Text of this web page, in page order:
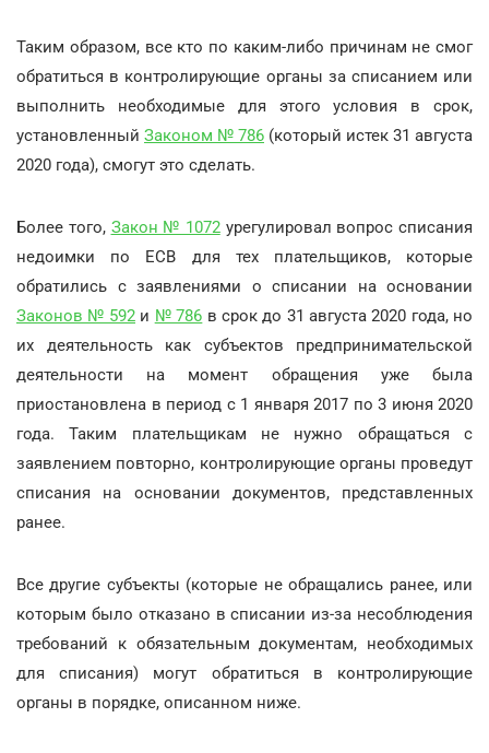
Таким образом, все кто по каким-либо причинам не смог
обратиться в контролирующие органы за списанием или
выполнить необходимые для этого условия в срок,
установленный Законом № 786 (который истек 31 августа
2020 года), смогут это сделать.
Более того, Закон № 1072урегулировал вопрос списания
недоимки по ЕСВ для тех плательщиков, которые
обратились с заявлениями о списании на основании
Законов № 592 и № 786 в срок до 31 августа 2020 года, но
их деятельность как субъектов предпринимательской
деятельности на момент обращения уже была
приостановлена в период с 1 января 2017 по 3 июня 2020
года. Таким плательщикам не нужно обращаться с
заявлением повторно, контролирующие органы проведут
списания на основании документов, представленных
ранее.
Все другие субъекты (которые не обращались ранее, или
которым было отказано в списании из-за несоблюдения
требований к обязательным документам, необходимых
для списания) могут обратиться в контролирующие
органы в порядке, описанном ниже.